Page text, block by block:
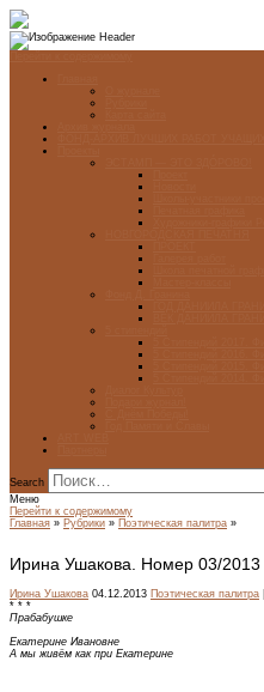
Search
Меню
Перейти к содержимому
Главная » Рубрики » Поэтическая палитра »
Ирина Ушакова. Номер 03/2013
Ирина Ушакова 04.12.2013 Поэтическая палитра
* * *
Прабабушке
Екатерине Ивановне
А мы живём как при Екатерине